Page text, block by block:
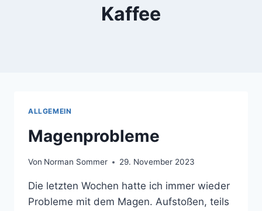
Kaffee
ALLGEMEIN
Magenprobleme
Von Norman Sommer 29. November 2023
Die letzten Wochen hatte ich immer wieder
Probleme mit dem Magen. Aufstoßen, teils